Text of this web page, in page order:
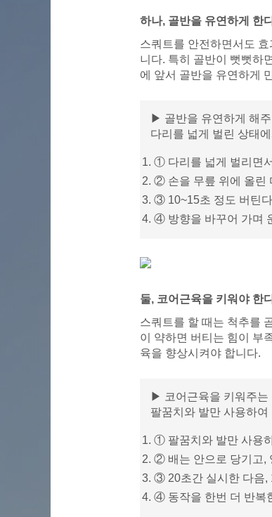
하나, 골반을 유연하게 한
스쿼트를 안전하면서도
니다. 특히 골반이 뻣뻣하
에 앞서 골반을 유연하게
▶ 골반을 유연하게 해
다리를 넓게 벌린 상태
① 다리를 넓게 벌리면
② 손을 무릎 위에 올린
③ 10~15초 정도 버틴
④ 방향을 바꾸어 가며
둘, 코어근육을 키워야 한
스쿼트를 할 때는 척추를
이 약하면 버티는 힘이 부
육을 향상시켜야 합니다.
▶ 코어근육을 키워주는
팔꿈치와 발만 사용하
① 팔꿈치와 발만 사용
② 배는 안으로 당기고,
③ 20초간 실시한 다음,
④ 동작을 한번 더 반복